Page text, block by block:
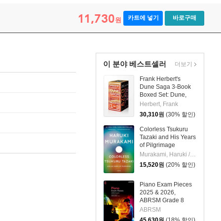
11,730원 카트에 넣기 바로구매
이 분야 베스트셀러
Frank Herbert's
Dune Saga 3-Book
Boxed Set: Dune,
Dune Messiah, and
Children of Dune
Herbert, Frank
30,310원 (30% 할인)
Colorless Tsukuru
Tazaki and His Years
of Pilgrimage
Murakami, Haruki / Gabriel, Philip
15,520원 (20% 할인)
Piano Exam Pieces
2025 & 2026,
ABRSM Grade 8
ABRSM
더보기